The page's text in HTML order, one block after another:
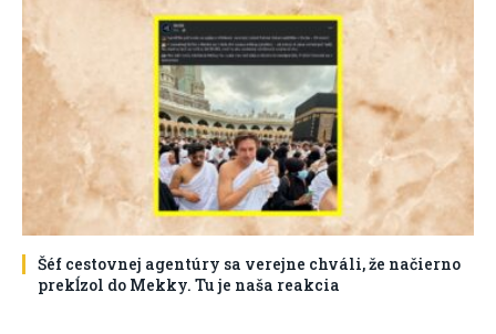
Šéf cestovnej agentúry sa verejne chváli, že načierno
prekĺzol do Mekky. Tu je naša reakcia